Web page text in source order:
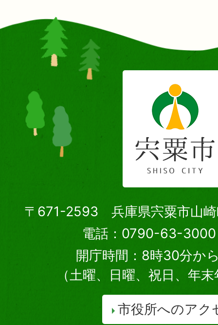
〒671-2593 兵庫県宍粟市山崎
電話：0790-63-3000
開庁時間：8時30分か
（土曜、日曜、祝日、年
市役所へのアク